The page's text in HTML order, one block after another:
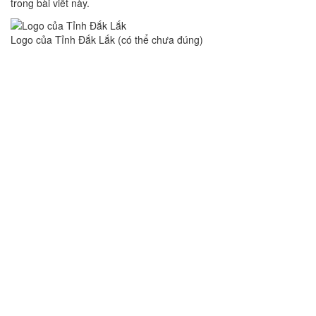
Logo của Tỉnh Đắk Lắk (có thể chưa đúng)